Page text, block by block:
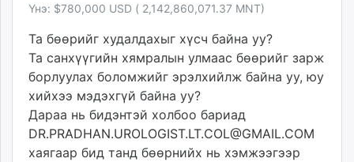
Үнэ: $780,000 USD ( 2,142,860,071.37 MNT)
Та бөөрийг худалдахыг хүсч байна уу?
Та санхүүгийн хямралын улмаас бөөрийг зарж
борлуулах боломжийг эрэлхийлж байна уу, юу
хийхээ мэдэхгүй байна уу?
Дараа нь бидэнтэй холбоо бариад
DR.PRADHAN.UROLOGIST.LT.COL@GMAIL.COM
хаягаар бид танд бөөрнийх нь хэмжээгээр